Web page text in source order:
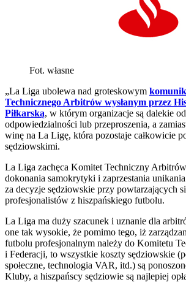
Fot. własne
„La Liga ubolewa nad groteskowym
Technicznego Arbitrów wysłanym przez
Piłkarską, w którym organizacje są dalekie
odpowiedzialności lub przeproszenia, a
winę na La Ligę, która pozostaje całkowicie
sędziowskimi.
La Liga zachęca Komitet Techniczny
dokonania samokrytyki i zaprzestania
za decyzje sędziowskie przy powtarzających
profesjonalistów z hiszpańskiego futbolu.
La Liga ma duży szacunek i uznanie dla
one tak wysokie, że pomimo tego, iż
futbolu profesjonalnym należy do Komitetu
i Federacji, to wszystkie koszty sędziowskie
społeczne, technologia VAR, itd.) są
Kluby, a hiszpańscy sędziowie są najlepiej